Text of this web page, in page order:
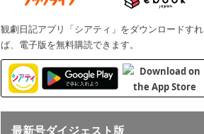
観劇日記アプリ「シアティ」をダウンロードすれ
ば、電子版を無料購読できます。
最新号ダイジェスト版